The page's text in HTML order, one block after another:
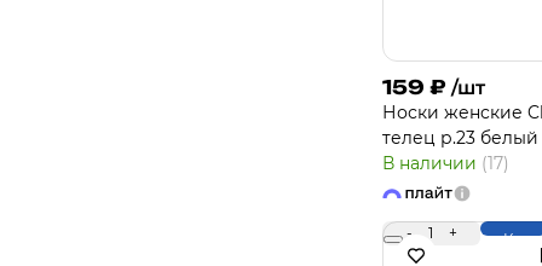
159 ₽ /шт
Носки женcкие
телец р.23 белый
В наличии (17)
- 1 +